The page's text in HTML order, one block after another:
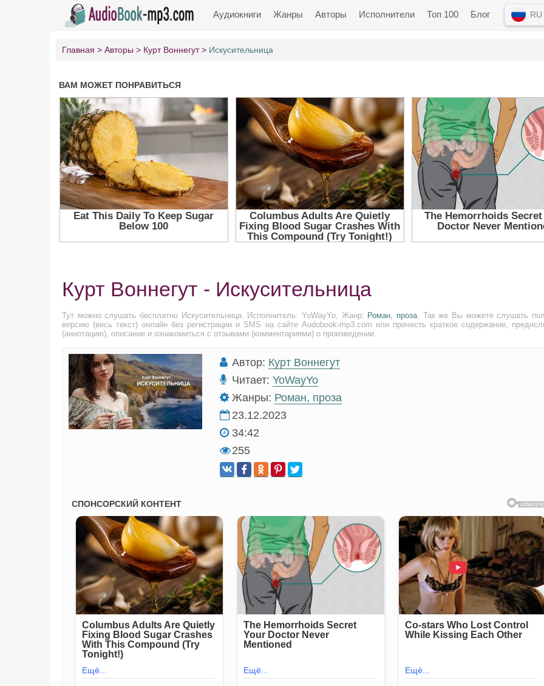
Аудиокниги Жанры Авторы Исполнители Топ 100 Блог RU
Главная Авторы Курт Воннегут Искусительница
Курт Воннегут - Искусительница
Тут можно слушать бесплатно Искусительница. Исполнитель: YoWayYo, Жанр: Роман, проза. Так же Вы можете слушать
версию (весь текст) онлайн без регистрации и SMS на сайте Audobook-mp3.com или прочесть краткое содержание,
(аннотацию), описание и ознакомиться с отзывами (комментариями) о произведении.
Автор: Курт Воннегут
Читает: YoWayYo
Жанры: Роман, проза
23.12.2023
34:42
255